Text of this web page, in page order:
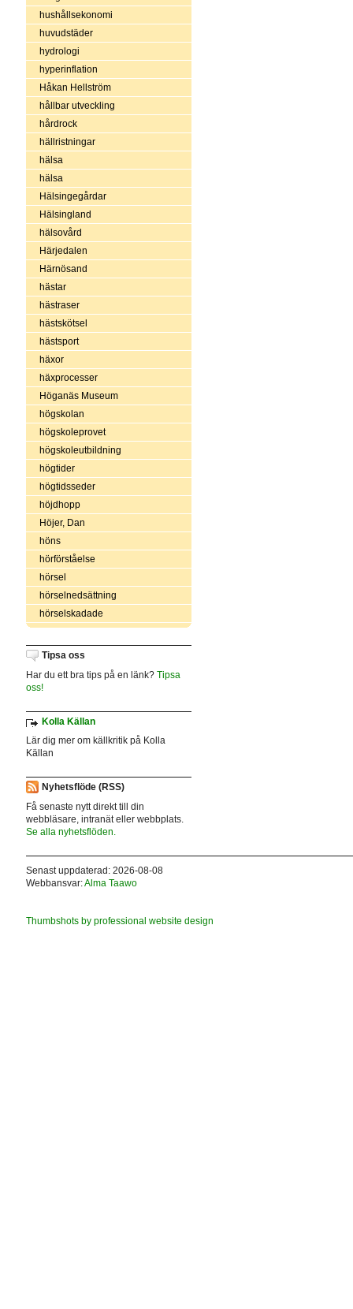
hushållsekonomi
huvudstäder
hydrologi
hyperinflation
Håkan Hellström
hållbar utveckling
hårdrock
hällristningar
hälsa
hälsa
Hälsingegårdar
Hälsingland
hälsovård
Härjedalen
Härnösand
hästar
hästraser
hästskötsel
hästsport
häxor
häxprocesser
Höganäs Museum
högskolan
högskoleprovet
högskoleutbildning
högtider
högtidsseder
höjdhopp
Höjer, Dan
höns
hörförståelse
hörsel
hörselnedsättning
hörselskadade
Tipsa oss
Har du ett bra tips på en länk? Tipsa
oss!
Kolla Källan
Lär dig mer om källkritik på Kolla
Källan
Nyhetsflöde (RSS)
Få senaste nytt direkt till din
webbläsare, intranät eller webbplats.
Se alla nyhetsflöden.
Senast uppdaterad: 2026-08-08
Webbansvar:Alma Taawo
Thumbshots by professional website design